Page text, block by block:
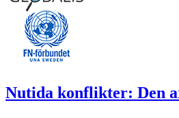
Nutida konflikter: Den